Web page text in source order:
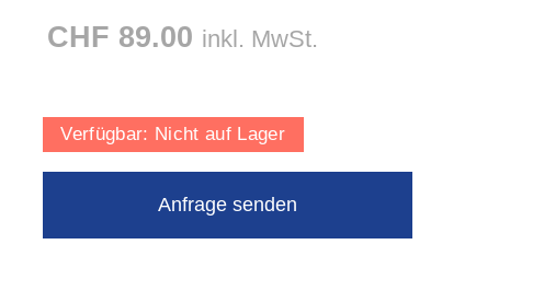
CHF 89.00 inkl. MwSt.
Verfügbar: Nicht auf Lager